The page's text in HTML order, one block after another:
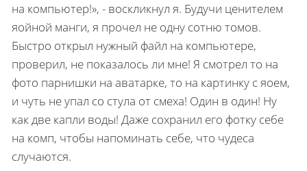
на компьютер!», - воскликнул я. Будучи ценителем
яойной манги, я прочел не одну сотню томов.
Быстро открыл нужный файл на компьютере,
проверил, не показалось ли мне! Я смотрел то на
фото парнишки на аватарке, то на картинку с яоем,
и чуть не упал со стула от смеха! Один в один! Ну
как две капли воды! Даже сохранил его фотку себе
на комп, чтобы напоминать себе, что чудеса
случаются.